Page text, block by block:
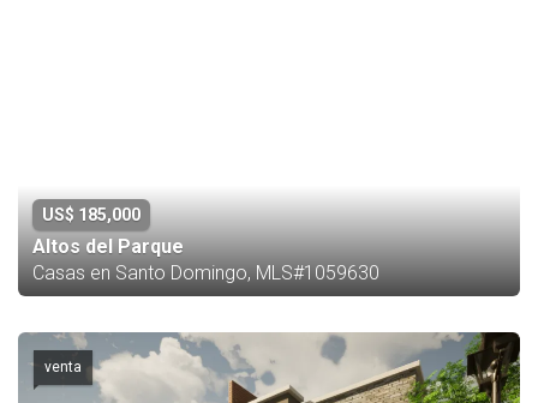
US$ 185,000
Altos del Parque
Casas en Santo Domingo, MLS#1059630
venta